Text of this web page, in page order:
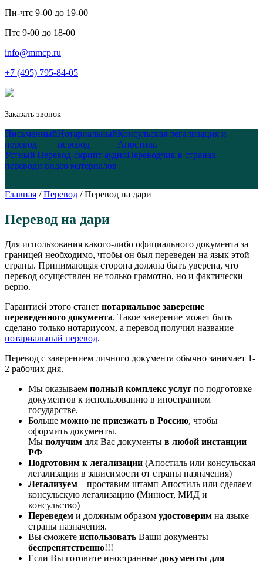
Пн-чтс 9-00 до 19-00
Птс 9-00 до 18-00
info@mmcp.ru
+7 (495) 795-84-05
Заказать звонок
Письменный
перевод
Нотариальный
перевод
Консульская легализация и
Апостиль
Устный
перевод
Перевод-скрипт аудио
и видео материалов
Переводчик в странах
Главная / Перевод / Перевод на дари
Перевод на дари
Для использования какого-либо официального документа за
границей необходимо, чтобы он был переведен на язык этой
страны. Принимающая сторона должна быть уверена, что
перевод осуществлен не только грамотно, но и фактически
верно.
Гарантией этого станет нотариальное заверение
переведенного документа. Такое заверение может быть
сделано только нотариусом, а перевод получил название
нотариальный перевод.
Перевод с заверением личного документа обычно занимает 1-
2 рабочих дня.
Мы оказываем полный комплекс услуг по подготовке
документов к использованию в иностранном
государстве.
Больше можно не приезжать в Россию, чтобы
оформить документы.
Мы получим для Вас документы в любой инстанции
РФ
Подготовим к легализации (Апостиль или консульская
легализации в зависимости от страны назначения)
Легализуем – проставим штамп Апостиль или сделаем
консульскую легализацию (Минюст, МИД и
консульство)
Переведем и должным образом удостоверим на языке
страны назначения.
Вы сможете использовать Ваши документы
беспрепятственно!!!
Если Вы готовите иностранные документы для